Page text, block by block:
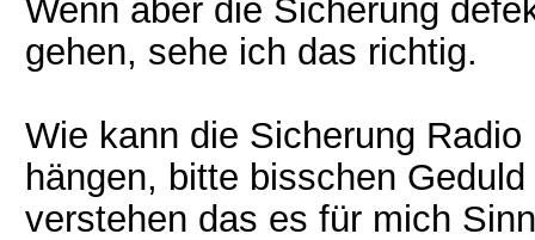
Wenn aber die Sicherung
gehen, sehe ich das richtig.
Wie kann die Sicherung
hängen, bitte bisschen
verstehen das es für mich